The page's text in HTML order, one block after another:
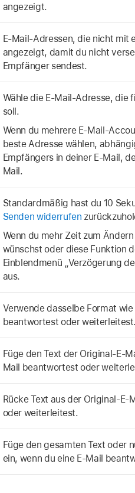
angezeigt.
E-Mail-Adressen, die nicht mit
angezeigt, damit du nicht
Empfänger sendest.
Wähle die E-Mail-Adresse, die
soll.
Wenn du mehrere E-Mail-
beste Adresse wählen,
Empfängers in deiner E-Mail,
Mail.
Standardmäßig hast du 10
Senden widerrufen
Wenn du mehr Zeit zum
wünschst oder diese Funktion
Einblendmenü „Verzögerung
aus.
Verwende dasselbe Format
beantwortest oder weiterleitest.
Füge den Text der Original-E-
Mail beantwortest oder
Rücke Text aus der Original-
oder weiterleitest.
Füge den gesamten Text oder
ein, wenn du eine E-Mail